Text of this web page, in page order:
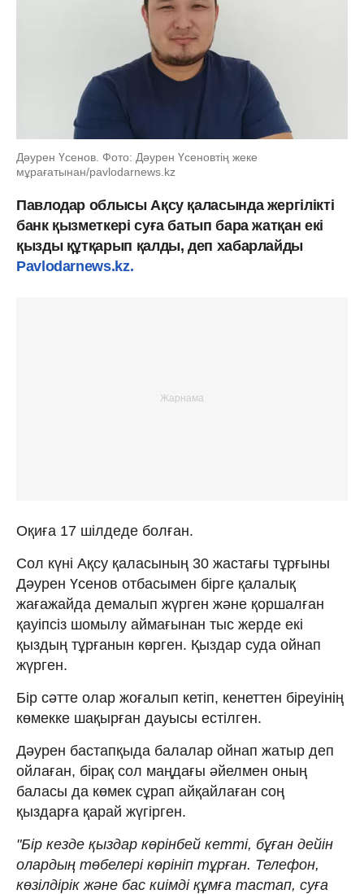
Дәурен Үсенов. Фото: Дәурен Үсеновтің жеке
мұрағатынан/pavlodarnews.kz
Павлодар облысы Ақсу қаласында жергілікті
банк қызметкері суға батып бара жатқан екі
қызды құтқарып қалды, деп хабарлайды
Pavlodarnews.kz.
Оқиға 17 шілдеде болған.
Сол күні Ақсу қаласының 30 жастағы тұрғыны
Дәурен Үсенов отбасымен бірге қалалық
жағажайда демалып жүрген және қоршалған
қауіпсіз шомылу аймағынан тыс жерде екі
қыздың тұрғанын көрген. Қыздар суда ойнап
жүрген.
Бір сәтте олар жоғалып кетіп, кенеттен біреуінің
көмекке шақырған дауысы естілген.
Дәурен бастапқыда балалар ойнап жатыр деп
ойлаған, бірақ сол маңдағы әйелмен оның
баласы да көмек сұрап айқайлаған соң
қыздарға қарай жүгірген.
"Бір кезде қыздар көрінбей кетті, бұған дейін
олардың төбелері көрініп тұрған. Телефон,
көзілдірік және бас киімді құмға тастап, суға